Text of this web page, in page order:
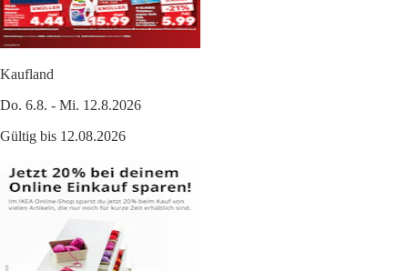
Kaufland
Do. 6.8. - Mi. 12.8.2026
Gültig bis 12.08.2026